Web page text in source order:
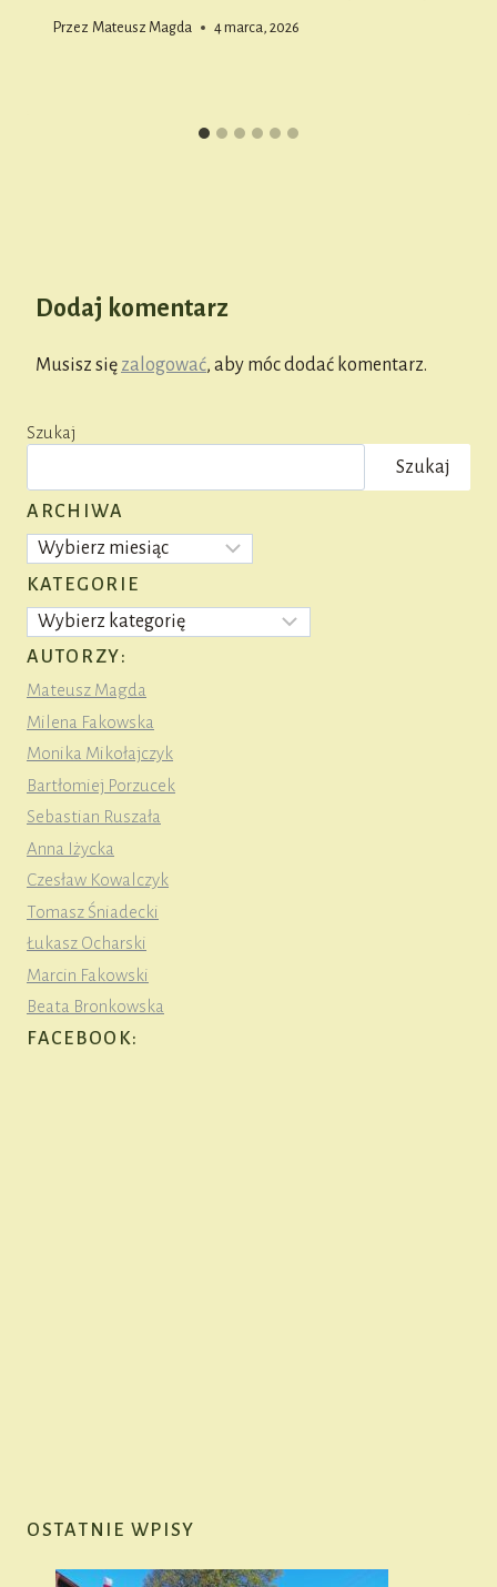
Przez Mateusz Magda 4 marca, 2026
Dodaj komentarz
Musisz się zalogować, aby móc dodać komentarz.
Szukaj
Szukaj
ARCHIWA
Archiwa
KATEGORIE
Kategorie
AUTORZY:
Mateusz Magda
Milena Fakowska
Monika Mikołajczyk
Bartłomiej Porzucek
Sebastian Ruszała
Anna Iżycka
Czesław Kowalczyk
Tomasz Śniadecki
Łukasz Ocharski
Marcin Fakowski
Beata Bronkowska
FACEBOOK:
OSTATNIE WPISY